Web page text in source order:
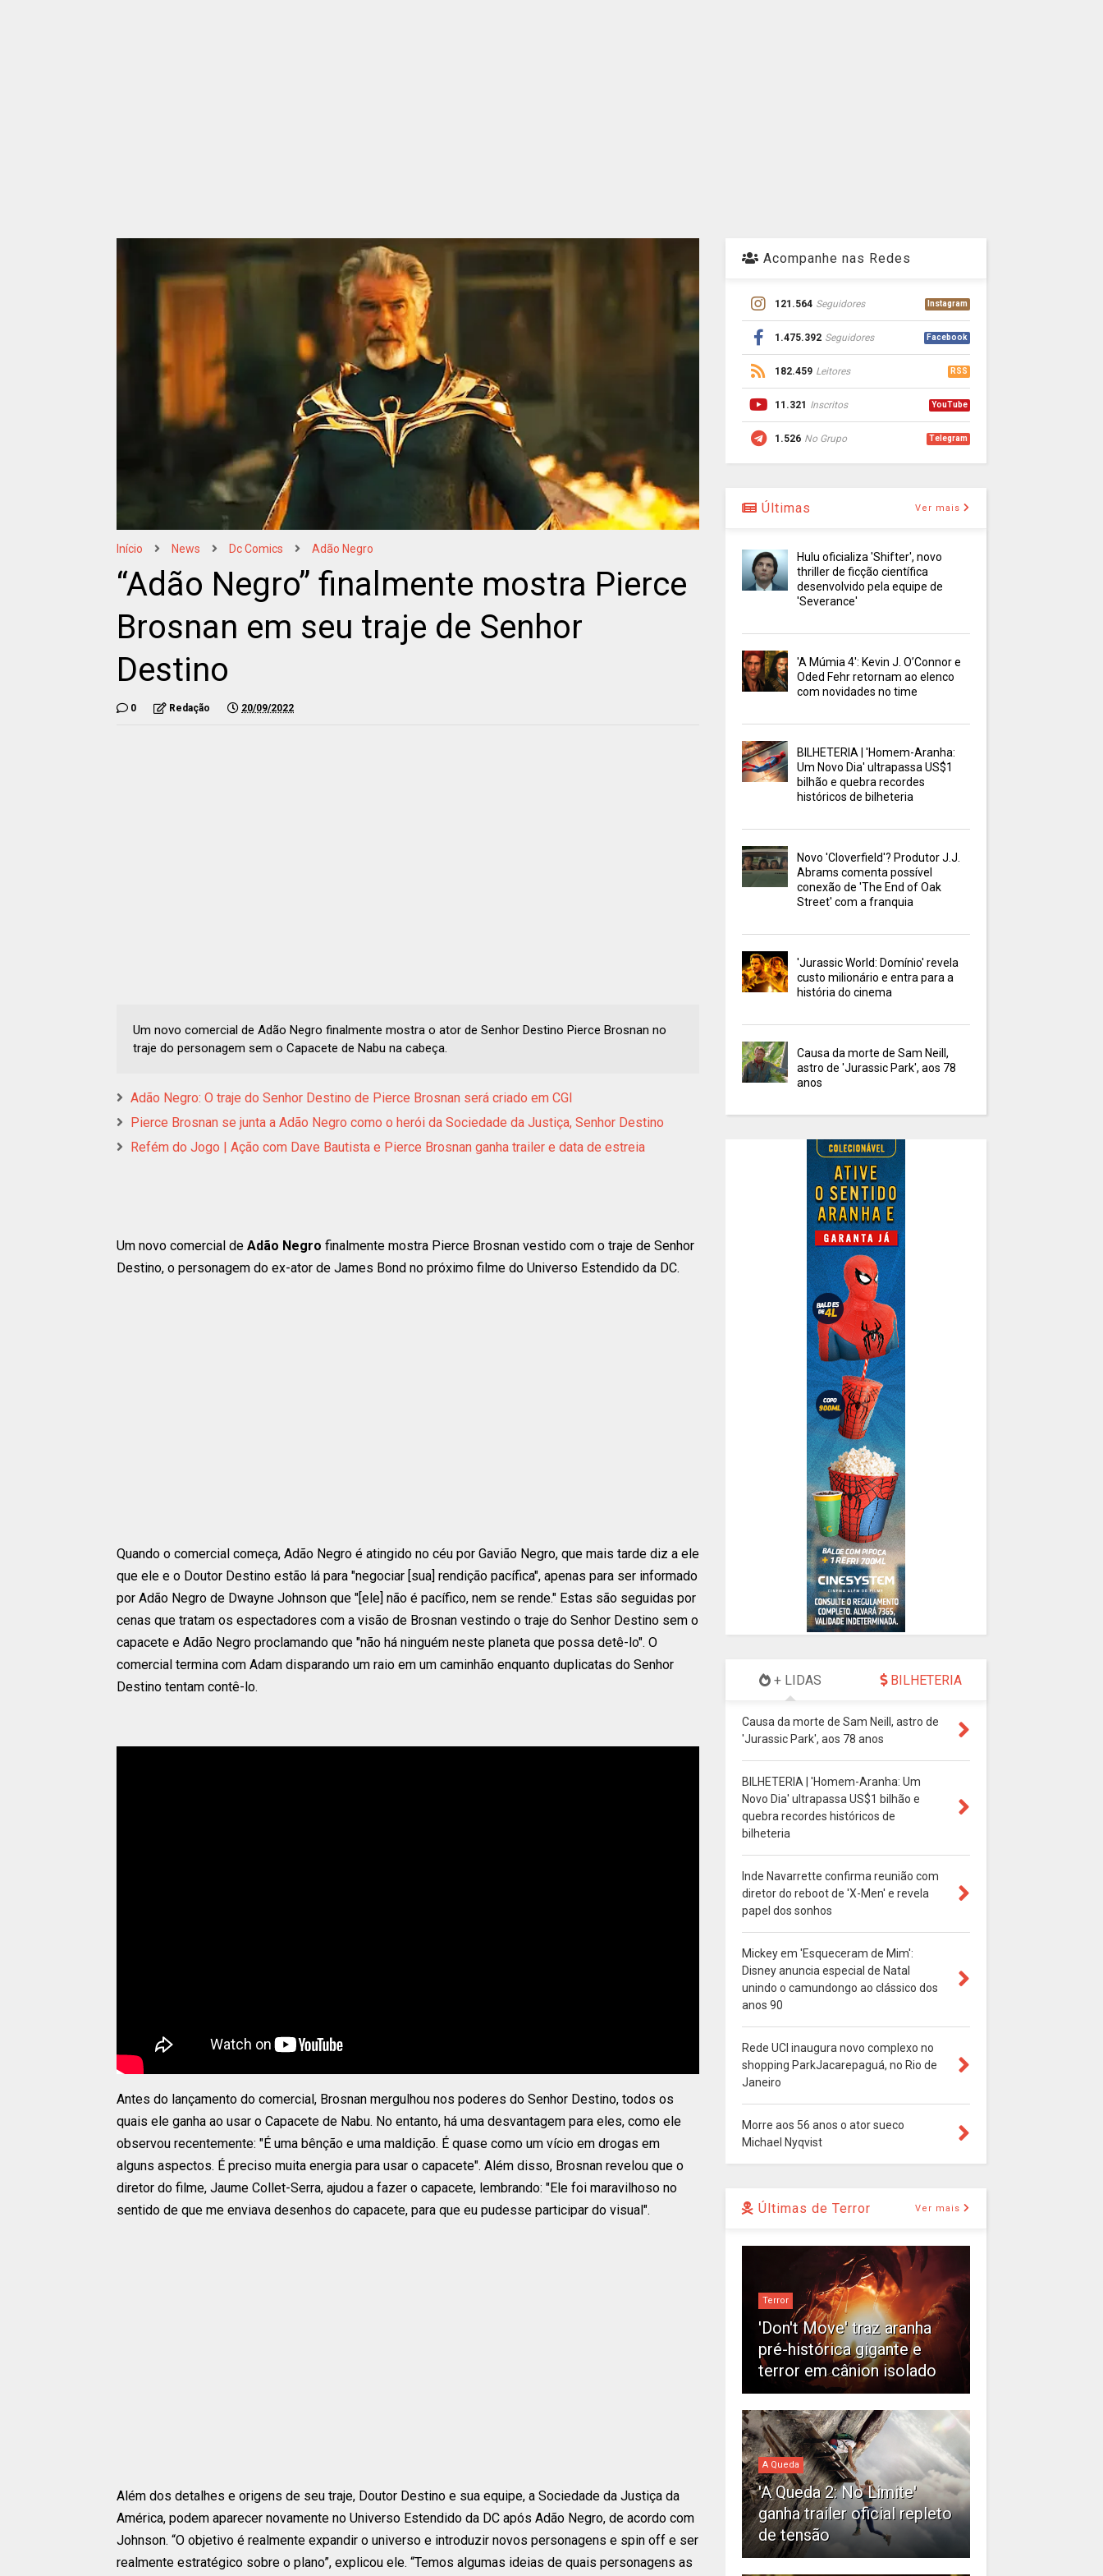
Início News Dc Comics Adão Negro
“Adão Negro” finalmente mostra Pierce
Brosnan em seu traje de Senhor
Destino
0 Redação 20/09/2022
Um novo comercial de Adão Negro finalmente mostra o ator de Senhor Destino Pierce Brosnan no
traje do personagem sem o Capacete de Nabu na cabeça.
Adão Negro: O traje do Senhor Destino de Pierce Brosnan será criado em CGI
Pierce Brosnan se junta a Adão Negro como o herói da Sociedade da Justiça, Senhor Destino
Refém do Jogo | Ação com Dave Bautista e Pierce Brosnan ganha trailer e data de estreia
Um novo comercial de Adão Negro finalmente mostra Pierce Brosnan vestido com o traje de Senhor
Destino, o personagem do ex-ator de James Bond no próximo filme do Universo Estendido da DC.
Quando o comercial começa, Adão Negro é atingido no céu por Gavião Negro, que mais tarde diz a ele
que ele e o Doutor Destino estão lá para "negociar [sua] rendição pacífica", apenas para ser informado
por Adão Negro de Dwayne Johnson que "[ele] não é pacífico, nem se rende." Estas são seguidas por
cenas que tratam os espectadores com a visão de Brosnan vestindo o traje do Senhor Destino sem o
capacete e Adão Negro proclamando que "não há ninguém neste planeta que possa detê-lo". O
comercial termina com Adam disparando um raio em um caminhão enquanto duplicatas do Senhor
Destino tentam contê-lo.
Antes do lançamento do comercial, Brosnan mergulhou nos poderes do Senhor Destino, todos os
quais ele ganha ao usar o Capacete de Nabu. No entanto, há uma desvantagem para eles, como ele
observou recentemente: "É uma bênção e uma maldição. É quase como um vício em drogas em
alguns aspectos. É preciso muita energia para usar o capacete". Além disso, Brosnan revelou que o
diretor do filme, Jaume Collet-Serra, ajudou a fazer o capacete, lembrando: "Ele foi maravilhoso no
sentido de que me enviava desenhos do capacete, para que eu pudesse participar do visual".
Além dos detalhes e origens de seu traje, Doutor Destino e sua equipe, a Sociedade da Justiça da
América, podem aparecer novamente no Universo Estendido da DC após Adão Negro, de acordo com
Johnson. “O objetivo é realmente expandir o universo e introduzir novos personagens e spin off e ser
realmente estratégico sobre o plano”, explicou ele. “Temos algumas ideias de quais personagens as
Acompanhe nas Redes
121.564 Seguidores Instagram
1.475.392 Seguidores Facebook
182.459 Leitores RSS
11.321 Inscritos YouTube
1.526 No Grupo Telegram
Últimas Ver mais
Hulu oficializa 'Shifter', novo
thriller de ficção científica
desenvolvido pela equipe de
'Severance'
'A Múmia 4': Kevin J. O’Connor e
Oded Fehr retornam ao elenco
com novidades no time
BILHETERIA | 'Homem-Aranha:
Um Novo Dia' ultrapassa US$1
bilhão e quebra recordes
históricos de bilheteria
Novo 'Cloverfield'? Produtor J.J.
Abrams comenta possível
conexão de 'The End of Oak
Street' com a franquia
'Jurassic World: Domínio' revela
custo milionário e entra para a
história do cinema
Causa da morte de Sam Neill,
astro de 'Jurassic Park', aos 78
anos
+ LIDAS BILHETERIA
Causa da morte de Sam Neill, astro de
'Jurassic Park', aos 78 anos
BILHETERIA | 'Homem-Aranha: Um
Novo Dia' ultrapassa US$1 bilhão e
quebra recordes históricos de
bilheteria
Inde Navarrette confirma reunião com
diretor do reboot de 'X-Men' e revela
papel dos sonhos
Mickey em 'Esqueceram de Mim':
Disney anuncia especial de Natal
unindo o camundongo ao clássico dos
anos 90
Rede UCI inaugura novo complexo no
shopping ParkJacarepaguá, no Rio de
Janeiro
Morre aos 56 anos o ator sueco
Michael Nyqvist
Últimas de Terror Ver mais
Terror
'Don't Move' traz aranha
pré-histórica gigante e
terror em cânion isolado
A Queda
'A Queda 2: No Limite'
ganha trailer oficial repleto
de tensão